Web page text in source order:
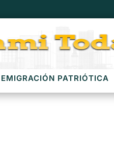
EMIGRACIÓN PATRIÓTICA